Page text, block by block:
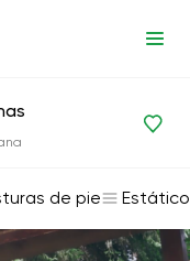
de pie Estático